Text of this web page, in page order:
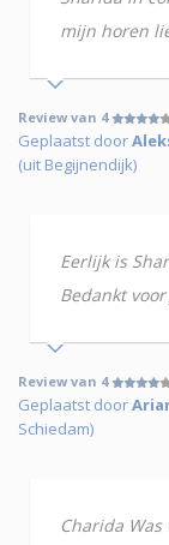
mijn horen
Review van 4
Geplaatst door
(uit Begijnendijk)
Eerlijk is
Bedankt
Review van 4
Geplaatst door
Schiedam)
Charida